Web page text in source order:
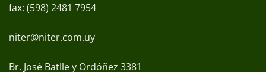
fax: (598) 2481 7954
niter@niter.com.uy
Br. José Batlle y Ordóñez 3381